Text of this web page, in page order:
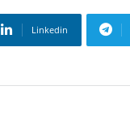
Linkedin